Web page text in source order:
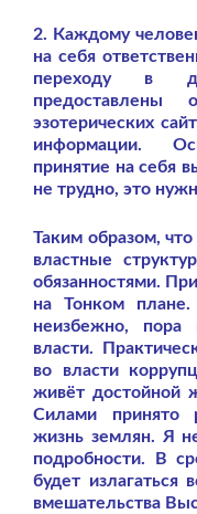
2. Каждому
на себя
переходу в
эзотерических
информации.
принятие на себя
не трудно, это
Таким образом,
властные
обязанностями.
на Тонком
неизбежно,
власти.
во власти
живёт достойной
Силами принято
жизнь землян. Я
подробности. В
будет излагаться
вмешательства